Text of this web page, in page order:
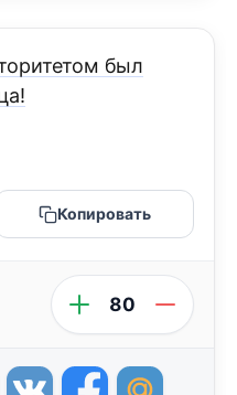
был
Копировать
80